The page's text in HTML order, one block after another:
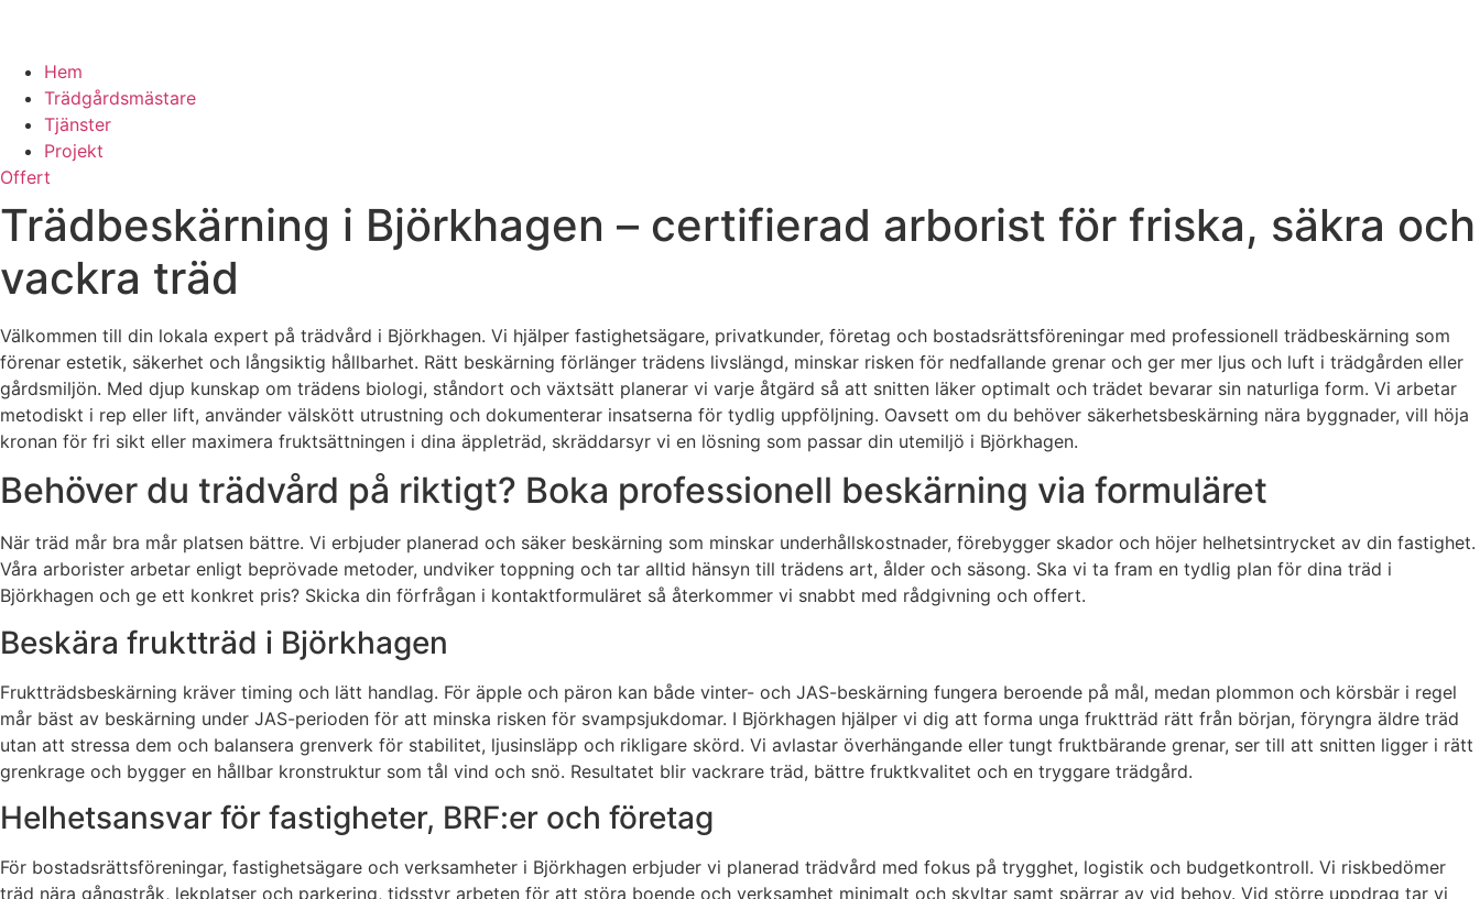
Hem
Trädgårdsmästare
Tjänster
Projekt
Offert
Trädbeskärning i Björkhagen – certifierad arborist för friska, säkra och
vackra träd
Välkommen till din lokala expert på trädvård i Björkhagen. Vi hjälper fastighetsägare, privatkunder, företag och bostadsrättsföreningar med professionell trädbeskärning som
förenar estetik, säkerhet och långsiktig hållbarhet. Rätt beskärning förlänger trädens livslängd, minskar risken för nedfallande grenar och ger mer ljus och luft i trädgården eller
gårdsmiljön. Med djup kunskap om trädens biologi, ståndort och växtsätt planerar vi varje åtgärd så att snitten läker optimalt och trädet bevarar sin naturliga form. Vi arbetar
metodiskt i rep eller lift, använder välskött utrustning och dokumenterar insatserna för tydlig uppföljning. Oavsett om du behöver säkerhetsbeskärning nära byggnader, vill höja
kronan för fri sikt eller maximera fruktsättningen i dina äppleträd, skräddarsyr vi en lösning som passar din utemiljö i Björkhagen.
Behöver du trädvård på riktigt? Boka professionell beskärning via formuläret
När träd mår bra mår platsen bättre. Vi erbjuder planerad och säker beskärning som minskar underhållskostnader, förebygger skador och höjer helhetsintrycket av din fastighet.
Våra arborister arbetar enligt beprövade metoder, undviker toppning och tar alltid hänsyn till trädens art, ålder och säsong. Ska vi ta fram en tydlig plan för dina träd i
Björkhagen och ge ett konkret pris? Skicka din förfrågan i kontaktformuläret så återkommer vi snabbt med rådgivning och offert.
Beskära fruktträd i Björkhagen
Fruktträdsbeskärning kräver timing och lätt handlag. För äpple och päron kan både vinter- och JAS-beskärning fungera beroende på mål, medan plommon och körsbär i regel
mår bäst av beskärning under JAS-perioden för att minska risken för svampsjukdomar. I Björkhagen hjälper vi dig att forma unga fruktträd rätt från början, föryngra äldre träd
utan att stressa dem och balansera grenverk för stabilitet, ljusinsläpp och rikligare skörd. Vi avlastar överhängande eller tungt fruktbärande grenar, ser till att snitten ligger i rätt
grenkrage och bygger en hållbar kronstruktur som tål vind och snö. Resultatet blir vackrare träd, bättre fruktkvalitet och en tryggare trädgård.
Helhetsansvar för fastigheter, BRF:er och företag
För bostadsrättsföreningar, fastighetsägare och verksamheter i Björkhagen erbjuder vi planerad trädvård med fokus på trygghet, logistik och budgetkontroll. Vi riskbedömer
träd nära gångstråk, lekplatser och parkering, tidsstyr arbeten för att störa boende och verksamhet minimalt och skyltar samt spärrar av vid behov. Vid större uppdrag tar vi